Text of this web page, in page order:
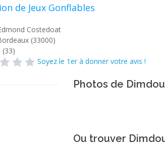
de Jeux Gonflables
Costedoat
(33000)
(33)
Soyez le 1er à donner votre avis !
Photos de Dimdou
Ou trouver